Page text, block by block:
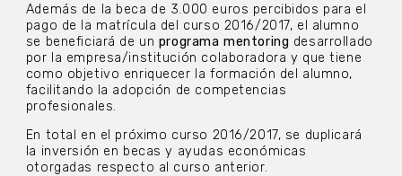
Además de la beca de 3.000 euros percibidos para el
pago de la matrícula del curso 2016/2017, el alumno
se beneficiará de un programa mentoring desarrollado
por la empresa/institución colaboradora y que tiene
como objetivo enriquecer la formación del alumno,
facilitando la adopción de competencias
profesionales.
En total en el próximo curso 2016/2017, se duplicará
la inversión en becas y ayudas económicas
otorgadas respecto al curso anterior.